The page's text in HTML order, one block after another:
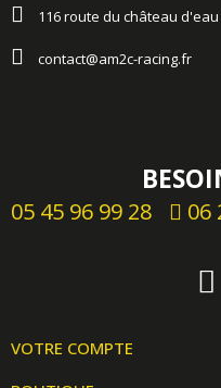
116 route du château d'eau
contact@am2c-racing.fr
05 45 96 99 28 06
VOTRE COMPTE